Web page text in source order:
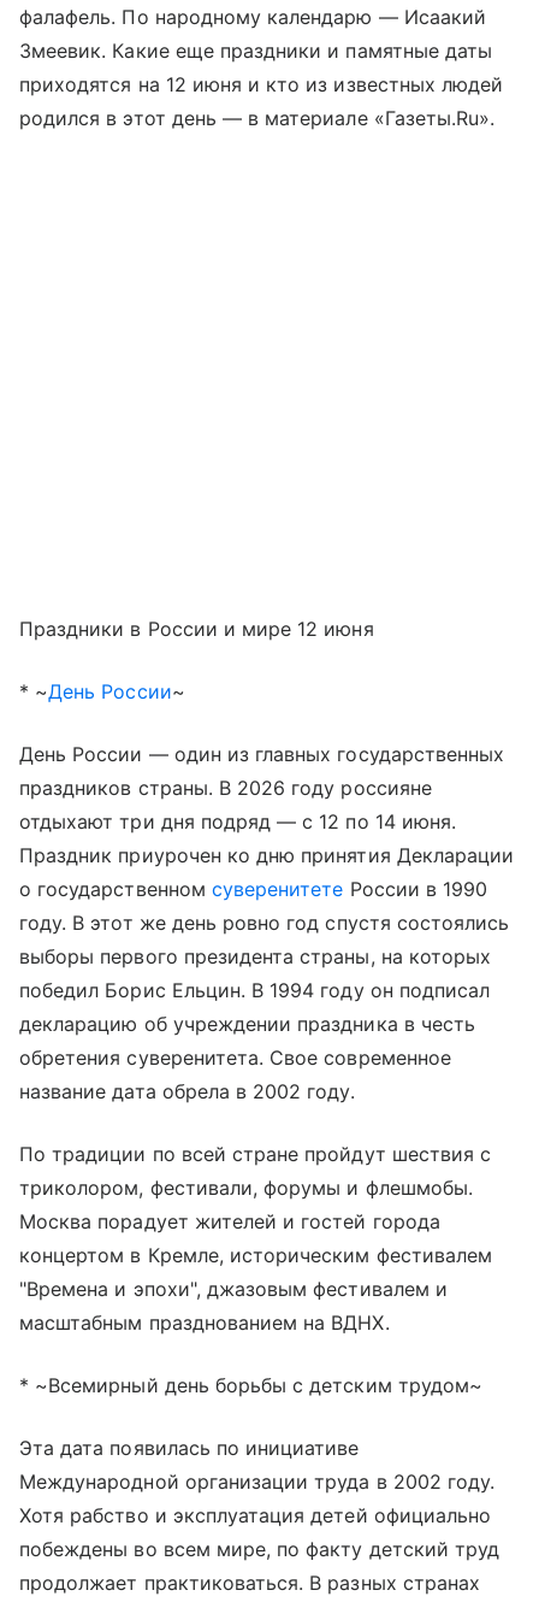
фалафель. По народному календарю — Исаакий
Змеевик. Какие еще праздники и памятные даты
приходятся на 12 июня и кто из известных людей
родился в этот день — в материале «Газеты.Ru».
Праздники в России и мире 12 июня
* ~День России~
День России — один из главных государственных
праздников страны. В 2026 году россияне
отдыхают три дня подряд — с 12 по 14 июня.
Праздник приурочен ко дню принятия Декларации
о государственном суверенитете России в 1990
году. В этот же день ровно год спустя состоялись
выборы первого президента страны, на которых
победил Борис Ельцин. В 1994 году он подписал
декларацию об учреждении праздника в честь
обретения суверенитета. Свое современное
название дата обрела в 2002 году.
По традиции по всей стране пройдут шествия с
триколором, фестивали, форумы и флешмобы.
Москва порадует жителей и гостей города
концертом в Кремле, историческим фестивалем
"Времена и эпохи", джазовым фестивалем и
масштабным празднованием на ВДНХ.
* ~Всемирный день борьбы с детским трудом~
Эта дата появилась по инициативе
Международной организации труда в 2002 году.
Хотя рабство и эксплуатация детей официально
побеждены во всем мире, по факту детский труд
продолжает практиковаться. В разных странах